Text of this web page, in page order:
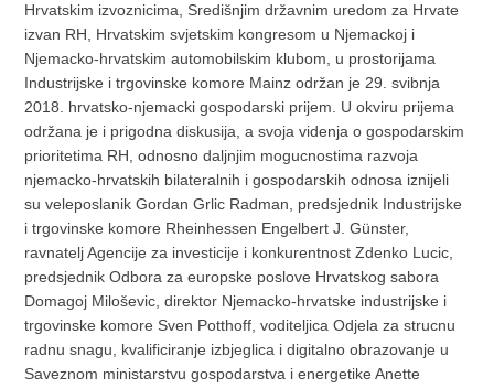
Hrvatskim izvoznicima, Središnjim državnim uredom za Hrvate
izvan RH, Hrvatskim svjetskim kongresom u Njemackoj i
Njemacko-hrvatskim automobilskim klubom, u prostorijama
Industrijske i trgovinske komore Mainz održan je 29. svibnja
2018. hrvatsko-njemacki gospodarski prijem. U okviru prijema
održana je i prigodna diskusija, a svoja videnja o gospodarskim
prioritetima RH, odnosno daljnjim mogucnostima razvoja
njemacko-hrvatskih bilateralnih i gospodarskih odnosa iznijeli
su veleposlanik Gordan Grlic Radman, predsjednik Industrijske
i trgovinske komore Rheinhessen Engelbert J. Günster,
ravnatelj Agencije za investicije i konkurentnost Zdenko Lucic,
predsjednik Odbora za europske poslove Hrvatskog sabora
Domagoj Miloševic, direktor Njemacko-hrvatske industrijske i
trgovinske komore Sven Potthoff, voditeljica Odjela za strucnu
radnu snagu, kvalificiranje izbjeglica i digitalno obrazovanje u
Saveznom ministarstvu gospodarstva i energetike Anette